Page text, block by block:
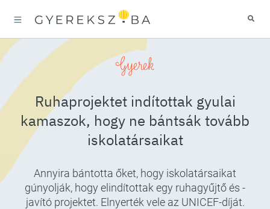
Gyerek
Ruhaprojektet indítottak gyulai
kamaszok, hogy ne bántsák tovább
iskolatársaikat
Annyira bántotta őket, hogy iskolatársaikat
gúnyolják, hogy elindítottak egy ruhagyűjtő és -
javító projektet. Elnyerték vele az UNICEF-díját.